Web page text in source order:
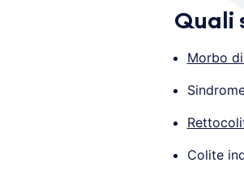
Quali
Morbo
Colite